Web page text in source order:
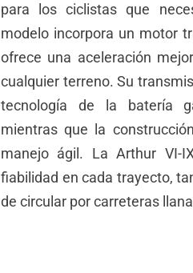
para los ciclistas que
modelo incorpora un motor
ofrece una aceleración
cualquier terreno. Su
tecnología de la batería
mientras que la
manejo ágil. La Arthur VI-
fiabilidad en cada trayecto,
de circular por carreteras